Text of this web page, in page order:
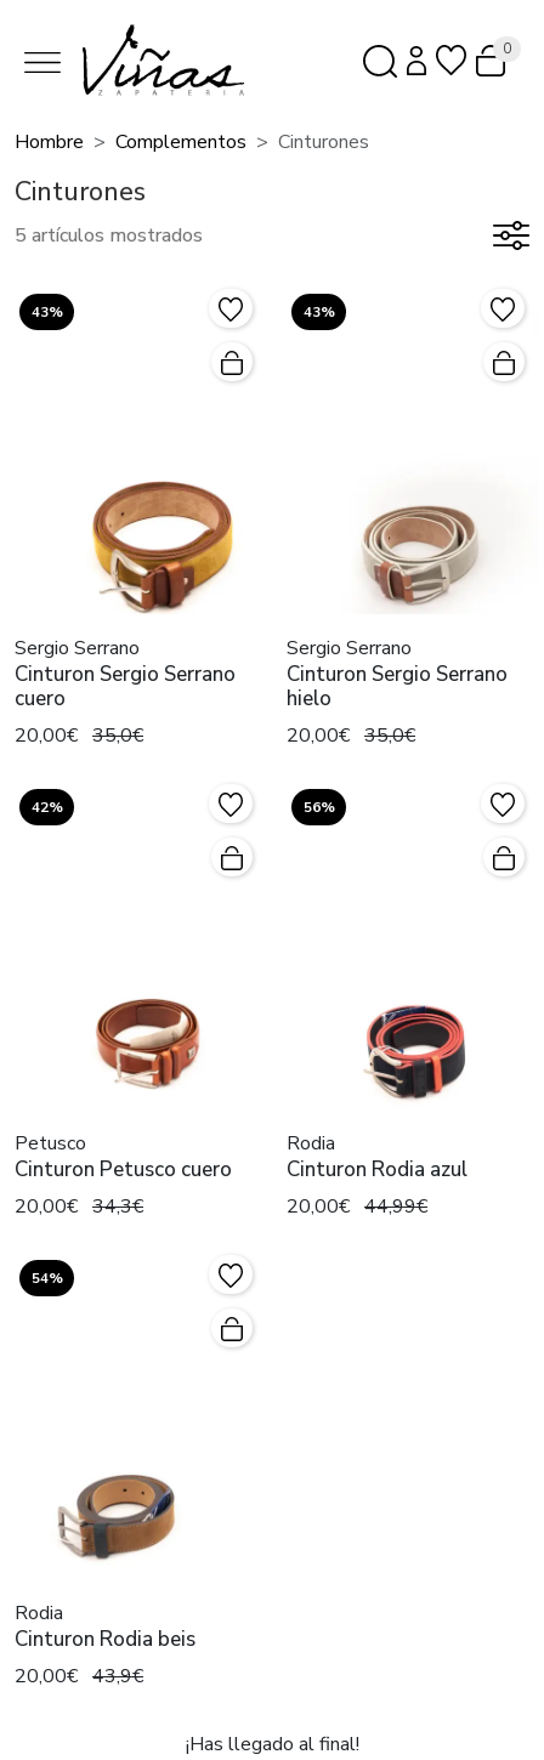
0
Hombre Complementos Cinturones
Cinturones
5 artículos mostrados
43%
Sergio Serrano
Cinturon Sergio Serrano
cuero
20,00€ 35,0€
43%
Sergio Serrano
Cinturon Sergio Serrano
hielo
20,00€ 35,0€
42%
Petusco
Cinturon Petusco cuero
20,00€ 34,3€
56%
Rodia
Cinturon Rodia azul
20,00€ 44,99€
54%
Rodia
Cinturon Rodia beis
20,00€ 43,9€
¡Has llegado al final!